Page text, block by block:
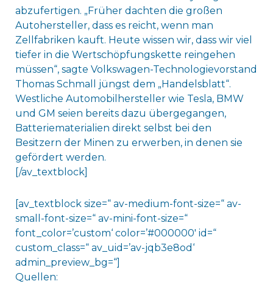
abzufertigen. „Früher dachten die großen
Autohersteller, dass es reicht, wenn man
Zellfabriken kauft. Heute wissen wir, dass wir viel
tiefer in die Wertschöpfungskette reingehen
müssen“, sagte Volkswagen-Technologievorstand
Thomas Schmall jüngst dem „Handelsblatt“.
Westliche Automobilhersteller wie Tesla, BMW
und GM seien bereits dazu übergegangen,
Batteriematerialien direkt selbst bei den
Besitzern der Minen zu erwerben, in denen sie
gefördert werden.
[/av_textblock]
[av_textblock size=“ av-medium-font-size=“ av-
small-font-size=“ av-mini-font-size=“
font_color=’custom‘ color=’#000000′ id=“
custom_class=“ av_uid=’av-jqb3e8od‘
admin_preview_bg=“]
Quellen: